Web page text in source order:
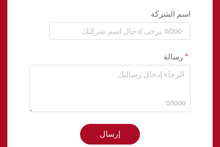
اسم الشركة
0/200
رسالة
0/1000
إرسال